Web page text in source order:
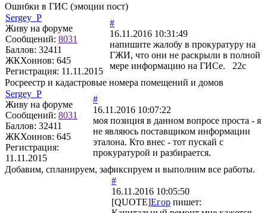
Ошибки в ГИС (эмоции пост)
Sergey_P
Живу на форуме
Сообщений: 8031
Баллов: 32411
ЖКХоинов: 645
Регистрация: 11.11.2015
#
16.11.2016 10:31:49
напишите жалобу в прокуратуру на
ГЖИ, что они не раскрыли в полной
мере информацию на ГИСе. 22с
Росреестр и кадастровые номера помещений и домов
Sergey_P
Живу на форуме
Сообщений: 8031
Баллов: 32411
ЖКХоинов: 645
Регистрация:
11.11.2015
#
16.11.2016 10:07:22
моя позиция в данном вопросе проста - я
не являюсь поставщиком информации
эталона. Кто внес - тот пускай с
прокуратурой и разбирается.
Добавим, спланируем, зафиксируем и выполним все работы.
#
16.11.2016 10:05:50
[QUOTE]Егор пишет: